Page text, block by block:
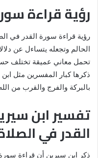
رؤية قراءة
رؤية قراءة سورة القدر في
الحالم وتجعله يتساءل عن
تحمل معاني عميقة تختلف
ذكرها كبار المفسرين مثل
بالبركة والفرج والقرب من
تفسير ابن
القدر في
ذكر ابن سيرين أن قراءة سورة